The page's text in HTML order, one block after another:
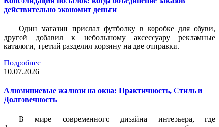
действительно экономит деньги
Один магазин прислал футболку в коробке для обуви,
другой добавил к небольшому аксессуару рекламные
каталоги, третий разделил корзину на две отправки.
Подробнее
10.07.2026
Алюминиевые жалюзи на окна: Практичность, Стиль и
Долговечность
В мире современного дизайна интерьера, где